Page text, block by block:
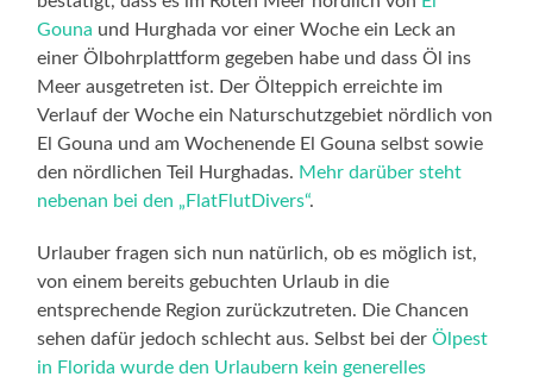
Gouna und Hurghada vor einer Woche ein Leck an
einer Ölbohrplattform gegeben habe und dass Öl ins
Meer ausgetreten ist. Der Ölteppich erreichte im
Verlauf der Woche ein Naturschutzgebiet nördlich von
El Gouna und am Wochenende El Gouna selbst sowie
den nördlichen Teil Hurghadas. Mehr darüber steht
nebenan bei den „FlatFlutDivers“.
Urlauber fragen sich nun natürlich, ob es möglich ist,
von einem bereits gebuchten Urlaub in die
entsprechende Region zurückzutreten. Die Chancen
sehen dafür jedoch schlecht aus. Selbst bei derÖlpest
in Florida wurde den Urlaubern kein generelles